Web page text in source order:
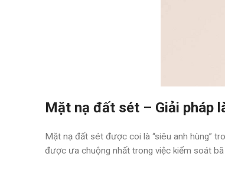
Mặt nạ đất sét – Giải pháp
Mặt nạ đất sét được coi là “siêu anh hùng”
được ưa chuộng nhất trong việc kiểm soát